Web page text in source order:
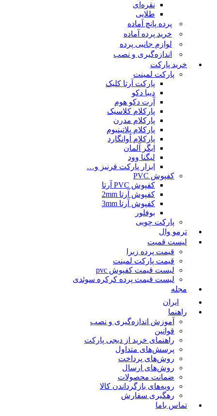
نقره‌ای
طلایی
پرده پانچ آماده
خرید پرده آماده
لوازم جانبی پرده
اندازه‌گیری و نصب
خرید پارکت
پارکت لمینت
پارکت آرتا کلیک
دیبا دکو
آرت دکو هوم
پارکلام کلاسیک
پارکلام مدرن
پارکلام پلاتینیوم
پارکلام آوانگارد
ایگر آلمان
لیگنا وود
ابزار پارکت قرنیز و…
کفپوش PVC
کفپوش PVC آرتا
کفپوش آرتا 2mm
کفپوش آرتا 3mm
بوفلور
پارکت چوبی
ترمو وال
لیست قمیت
قیمت پرده زبرا
قیمت پارکت لمینت
لیست قیمت کفپوش pvc
لیست قیمت پرده کرکره سوئدی
مجله
ایران
راهنما
آموزش اندازه‌گیری و نصب
قوانین
راهنمای خرید از دیجی پارکت
پرسش‌های متداول
روش‌های پرداخت
روش‌های ارسال
ضمانت محصولات
رویه‌های بازگرداندن کالا
رهگیری سفارش
تماس باما